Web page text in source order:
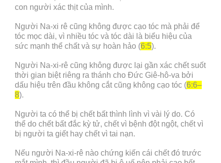
con người xác thịt của mình.
Người Na-xi rê cũng không được cạo tóc mà phải để
tóc mọc dài, vì nhiều tóc và tóc dài là biểu hiệu của
sức mạnh thể chất và sự hoàn hảo (6:5).
Người Na-xi-rê cũng không được lại gần xác chết suốt
thời gian biệt riêng ra thánh cho Đức Giê-hô-va bởi
dấu hiệu trên đầu không cắt cũng không cạo tóc (6:6–
8).
Người ta có thể bị chết bất thình lình vì vài lý do. Có
thể do chết bất đắc kỳ tử, chết vì bệnh đột ngột, chết vì
bị người ta giết hay chết vì tai nạn.
Nếu người Na-xi-rê nào chứng kiến cái chết đó trước